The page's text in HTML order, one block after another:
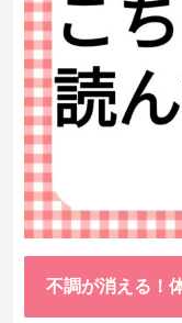
不調が消える！